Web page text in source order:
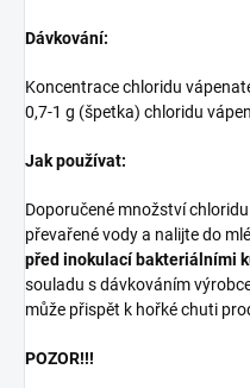
Dávkování:
Koncentrace chloridu
0,7-1 g (špetka) chloridu
Jak používat:
Doporučené množství
převařené vody a nalijte do
před inokulací bakteriálními
souladu s dávkováním
může přispět k hořké chuti
POZOR!!!